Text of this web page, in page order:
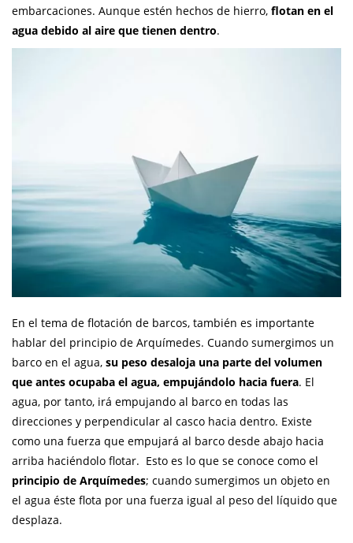
embarcaciones. Aunque estén hechos de hierro, flotan en el
agua debido al aire que tienen dentro.
En el tema de flotación de barcos, también es importante
hablar del principio de Arquímedes. Cuando sumergimos un
barco en el agua, su peso desaloja una parte del volumen
que antes ocupaba el agua, empujándolo hacia fuera. El
agua, por tanto, irá empujando al barco en todas las
direcciones y perpendicular al casco hacia dentro. Existe
como una fuerza que empujará al barco desde abajo hacia
arriba haciéndolo flotar. Esto es lo que se conoce como el
principio de Arquímedes; cuando sumergimos un objeto en
el agua éste flota por una fuerza igual al peso del líquido que
desplaza.